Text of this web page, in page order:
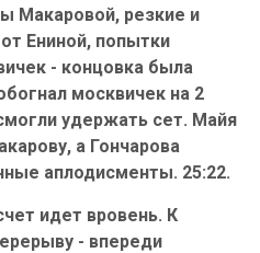
Макаровой, резкие и
Ениной, попытки
- концовка была
москвичек на 2
удержать сет. Майя
а Гончарова
аплодисменты. 25:22.
идет вровень. К
- впереди